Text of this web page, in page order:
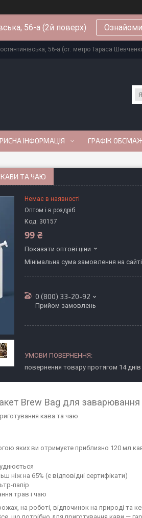
56-а (2й поверх)
56-а (ст. метро Тараса
ІНФОРМАЦІЯ ГРАФІК
КАВИ ТА ЧАЮ
Немає в наявності
Оптом і в роздріб
Код: 30157
99 ₴
Показати оптові ціни
Мінімальна сума замовлення на
0 (800) 33-20-92
Прийом замовлень
повернення товару протягом 14 днів
Brew Bag для
кава та чаю
яких ви отримуєте приблизно 120 мл
ніж на 65% (є відповідні сертифікати)
папір
трав і чаю
на роботі, відпочинок на природі та